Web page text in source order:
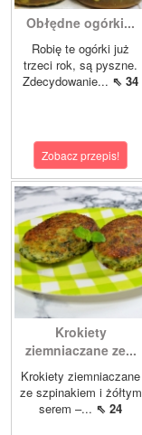
Obłędne ogórki...
Robię te ogórki już
trzeci rok, są pyszne.
Zdecydowanie... ⇖ 34
Zobacz przepis!
Krokiety
ziemniaczane ze...
Krokiety ziemniaczane
ze szpinakiem i żółtym
serem –... ⇖ 24